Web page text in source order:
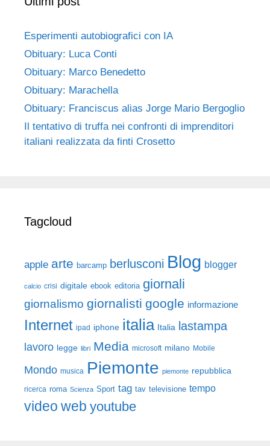
Esperimenti autobiografici con IA
Obituary: Luca Conti
Obituary: Marco Benedetto
Obituary: Marachella
Obituary: Franciscus alias Jorge Mario Bergoglio
Il tentativo di truffa nei confronti di imprenditori
italiani realizzata da finti Crosetto
Tagcloud
apple arte barcamp berlusconi Blog blogger
calcio crisi digitale ebook editoria giornali
giornalismo giornalisti google informazione
Internet ipad iphone italia Italia lastampa
lavoro legge libri Media microsoft milano Mobile
Mondo musica Piemonte piemonte repubblica
ricerca roma Scienza Sport tag tav televisione tempo
video web youtube